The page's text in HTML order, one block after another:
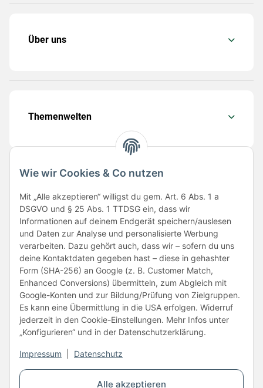
Alle akzeptieren
Wie wir Cookies & Co nutzen
Mit „Alle akzeptieren“ willigst du gem. Art. 6 Abs. 1 a
DSGVO und § 25 Abs. 1 TTDSG ein, dass wir
Informationen auf deinem Endgerät speichern/auslesen
und Daten zur Analyse und personalisierte Werbung
verarbeiten. Dazu gehört auch, dass wir – sofern du uns
deine Kontaktdaten gegeben hast – diese in gehashter
Form (SHA-256) an Google (z. B. Customer Match,
Enhanced Conversions) übermitteln, zum Abgleich mit
Google-Konten und zur Bildung/Prüfung von Zielgruppen.
Es kann eine Übermittlung in die USA erfolgen. Widerruf
jederzeit in den Cookie-Einstellungen. Mehr Infos unter
„Konfigurieren“ und in der Datenschutzerklärung.
Impressum Datenschutz
Über uns
Themenwelten
Folge uns
Unsere Partner
Vertrag widerrufen